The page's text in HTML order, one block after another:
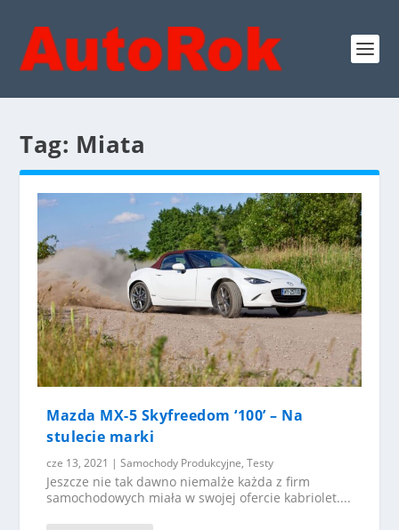
Tag: Miata
Mazda MX-5 Skyfreedom ‘100’ – Na
stulecie marki
cze 13, 2021 |Samochody Produkcyjne,Testy
Jeszcze nie tak dawno niemalże każda z firm
samochodowych miała w swojej ofercie kabriolet....